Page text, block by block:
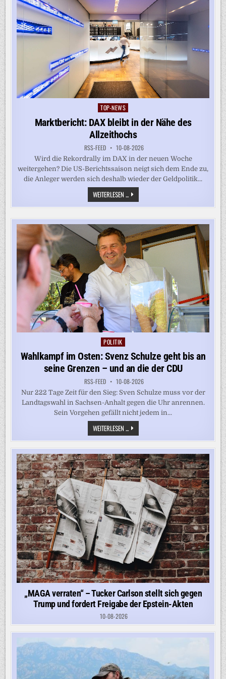
Posted
in
TOP-NEWS
Marktbericht: DAX bleibt in der Nähe des
Allzeithochs
RSS-FEED 10-08-2026
Wird die Rekordrally im DAX in der neuen Woche
weitergehen? Die US-Berichtssaison neigt sich dem Ende zu,
die Anleger werden sich deshalb wieder der Geldpolitik...
WEITERLESEN ... MARKTBERICHT:
DAX
BLEIBT
DER
NÄHE
DES
ALLZEITHOCHS
Posted
in
POLITIK
Wahlkampf im Osten: Svenz Schulze geht bis an
seine Grenzen – und an die der CDU
RSS-FEED 10-08-2026
Nur 222 Tage Zeit für den Sieg: Sven Schulze muss vor der
Landtagswahl in Sachsen-Anhalt gegen die Uhr anrennen.
Sein Vorgehen gefällt nicht jedem in...
WEITERLESEN ...WAHLKAMPF
IM
OSTEN:
SVENZ
SCHULZE
GEHT
BIS
AN
SEINE
GRENZEN
–
UND
AN
DIE
DER
CDU
„MAGA verraten“ – Tucker Carlson stellt sich gegen
Trump und fordert Freigabe der Epstein-Akten
10-08-2026